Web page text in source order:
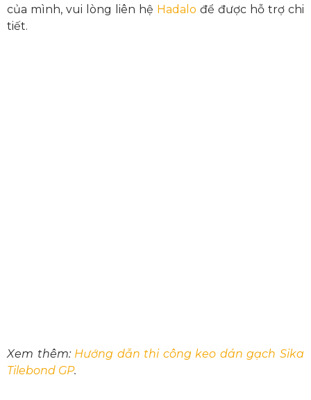
của mình, vui lòng liên hệ Hadalo để được hỗ trợ chi
tiết.
Xem thêm: Hướng dẫn thi công keo dán gạch Sika
Tilebond GP.